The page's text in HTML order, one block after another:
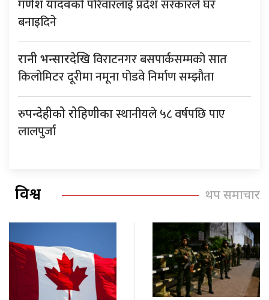
गणेश यादवकोपरिवारलाई प्रदेश सरकारले घर
बनाइदिने
रानी भन्सारदेखिविराटनगर बसपार्कसम्मको सात
किलोमिटर दूरीमा नमूना पोडवे निर्माण सम्झौता
रुपन्देहीको रोहिणीकास्थानीयले ५८ वर्षपछि पाए
लालपुर्जा
विश्व थप समाचार